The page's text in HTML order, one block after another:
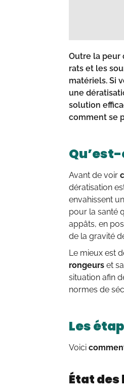
Outre la peur
rats et les
matériels. Si
une
solution
comment se
Avant de voir
dératisation
envahissent
pour la santé
appâts, en
de la gravité
Le mieux est
rongeurs et
situation afin
normes de
Les
Voici
État